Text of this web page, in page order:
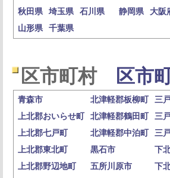
秋田県
埼玉県 石川県 静岡県 大阪
山形県
千葉県
区市町村 区市
青森市 北津軽郡板柳町 三
上北郡おいらせ町
北津軽郡鶴田町 三
上北郡七戸町
北津軽郡中泊町 三
上北郡東北町
黒石市 下
上北郡野辺地町
五所川原市 下